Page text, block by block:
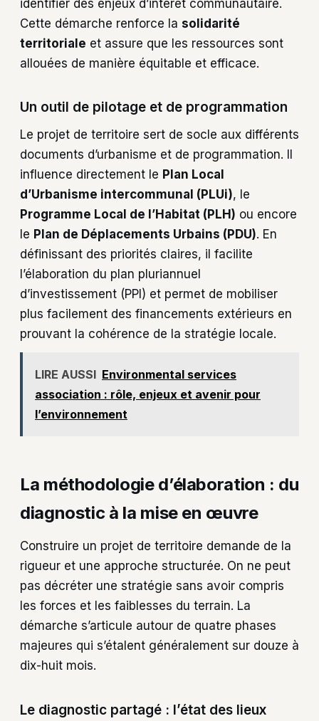
identifier des enjeux d’intérêt communautaire.
Cette démarche renforce la solidarité
territoriale et assure que les ressources sont
allouées de manière équitable et efficace.
Un outil de pilotage et de programmation
Le projet de territoire sert de socle aux différents
documents d’urbanisme et de programmation. Il
influence directement le Plan Local
d’Urbanisme intercommunal (PLUi), le
Programme Local de l’Habitat (PLH) ou encore
le Plan de Déplacements Urbains (PDU). En
définissant des priorités claires, il facilite
l’élaboration du plan pluriannuel
d’investissement (PPI) et permet de mobiliser
plus facilement des financements extérieurs en
prouvant la cohérence de la stratégie locale.
LIRE AUSSI Environmental services
association : rôle, enjeux et avenir pour
l’environnement
La méthodologie d’élaboration : du
diagnostic à la mise en œuvre
Construire un projet de territoire demande de la
rigueur et une approche structurée. On ne peut
pas décréter une stratégie sans avoir compris
les forces et les faiblesses du terrain. La
démarche s’articule autour de quatre phases
majeures qui s’étalent généralement sur douze à
dix-huit mois.
Le diagnostic partagé : l’état des lieux